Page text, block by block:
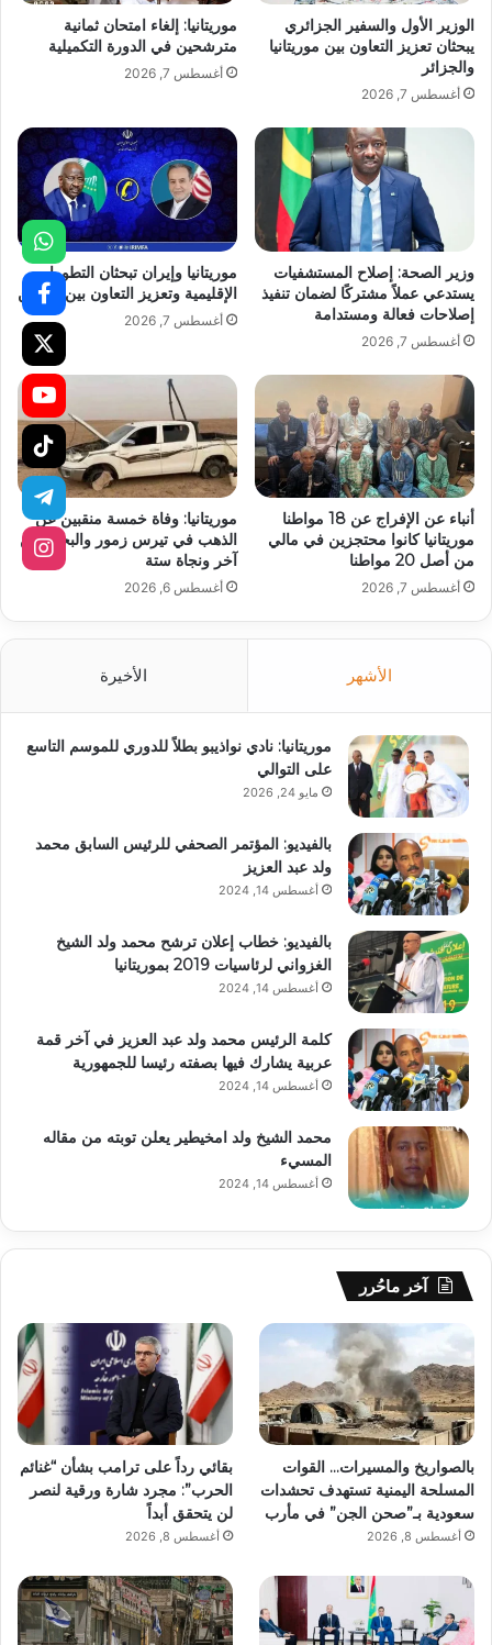
الوزير الأول والسفير الجزائري
يبحثان تعزيز التعاون بين موريتانيا
والجزائر
أغسطس 7, 2026
موريتانيا: إلغاء امتحان ثمانية
مترشحين في الدورة التكميلية
أغسطس 7, 2026
وزير الصحة: إصلاح المستشفيات
يستدعي عملاً مشتركًا لضمان تنفيذ
إصلاحات فعالة ومستدامة
أغسطس 7, 2026
موريتانيا وإيران تبحثان التطورات
الإقليمية وتعزيز التعاون بين البلدين
أغسطس 7, 2026
أنباء عن الإفراج عن 18 مواطنا
موريتانيا كانوا محتجزين في مالي
من أصل 20 مواطنا
أغسطس 7, 2026
موريتانيا: وفاة خمسة منقبين عن
الذهب في تيرس زمور والبحث عن
آخر ونجاة ستة
أغسطس 6, 2026
الأشهر الأخيرة
موريتانيا: نادي نواذيبو بطلاً للدوري للموسم التاسع
على التوالي
مايو 24, 2026
بالفيديو: المؤتمر الصحفي للرئيس السابق محمد
ولد عبد العزيز
أغسطس 14, 2024
بالفيديو: خطاب إعلان ترشح محمد ولد الشيخ
الغزواني لرئاسيات 2019 بموريتانيا
أغسطس 14, 2024
كلمة الرئيس محمد ولد عبد العزيز في آخر قمة
عربية يشارك فيها بصفته رئيسا للجمهورية
أغسطس 14, 2024
محمد الشيخ ولد امخيطير يعلن توبته من مقاله
المسيء
أغسطس 14, 2024
آخر ماحُرر
بالصواريخ والمسيرات… القوات
المسلحة اليمنية تستهدف تحشدات
سعودية بـ”صحن الجن” في مأرب
أغسطس 8, 2026
بقائي رداً على ترامب بشأن “غنائم
الحرب”: مجرد شارة ورقية لنصر
لن يتحقق أبداً
أغسطس 8, 2026